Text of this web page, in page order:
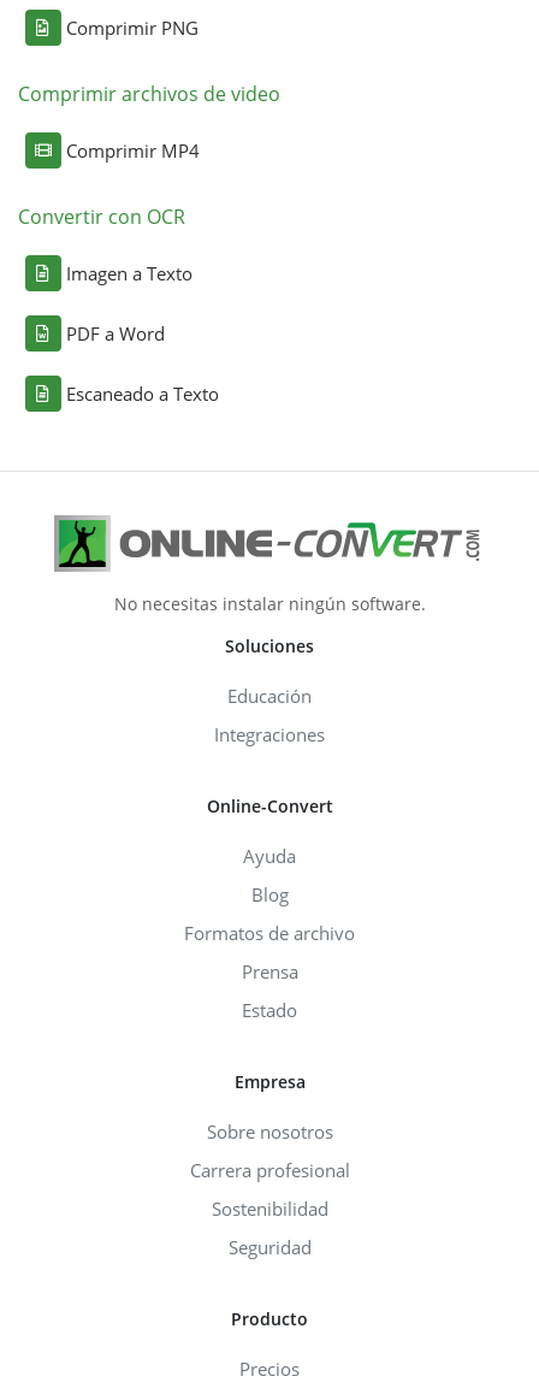
Comprimir PNG
Comprimir archivos de video
Comprimir MP4
Convertir con OCR
Imagen a Texto
PDF a Word
Escaneado a Texto
No necesitas instalar ningún software.
Soluciones
Educación
Integraciones
Online-Convert
Ayuda
Blog
Formatos de archivo
Prensa
Estado
Empresa
Sobre nosotros
Carrera profesional
Sostenibilidad
Seguridad
Producto
Precios